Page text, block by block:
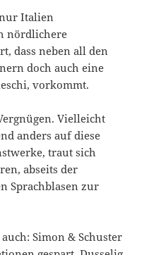
Italien
nördlichere
dass neben all den
doch auch eine
vorkommt.
Vielleicht
anders auf diese
traut sich
abseits der
Sprachblasen zur
Simon & Schuster